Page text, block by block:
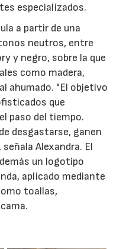
especializados.
a partir de una
neutros, entre
y negro, sobre la que
como madera,
ahumado. "El objetivo
que
paso del tiempo.
desgastarse, ganen
Alexandra. El
un logotipo
aplicado mediante
toallas,